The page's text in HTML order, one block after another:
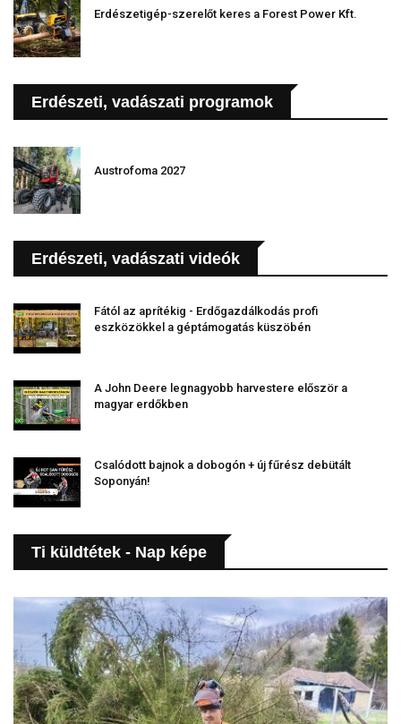
Erdészetigép-szerelőt keres a Forest Power Kft.
Erdészeti, vadászati programok
Austrofoma 2027
Erdészeti, vadászati videók
Fától az aprítékig - Erdőgazdálkodás profi
eszközökkel a géptámogatás küszöbén
A John Deere legnagyobb harvestere először a
magyar erdőkben
Csalódott bajnok a dobogón + új fűrész debütált
Soponyán!
Ti küldtétek - Nap képe